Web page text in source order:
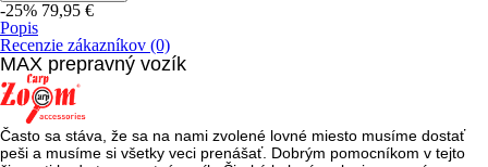
-25% 79,95 €
Popis
Recenzie zákazníkov (0)
MAX prepravný vozík
Často sa stáva, že sa na nami zvolené lovné miesto musíme dostať
peši a musíme si všetky veci prenášať. Dobrým pomocníkom v tejto